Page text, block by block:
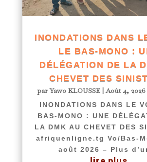
INONDATIONS DANS
LE BAS-MONO :
DÉLÉGATION DE LA
CHEVET DES
parYawo KLOUSSE |Août 4, 2026
INONDATIONS DANS LE
BAS-MONO : UNE
LA DMK AU CHEVET DES
afriquenligne.tg Vo/Bas-
août 2026 – Plus